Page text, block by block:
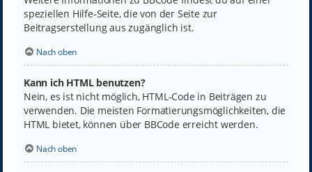
speziellen Hilfe-Seite, die von der Seite zur
Beitragserstellung aus zugänglich ist.
Nach oben
Kann ich HTML benutzen?
Nein, es ist nicht möglich, HTML-Code in Beiträgen zu
verwenden. Die meisten Formatierungsmöglichkeiten, die
HTML bietet, können über BBCode erreicht werden.
Nach oben